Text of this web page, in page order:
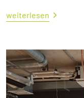
weiterlesen